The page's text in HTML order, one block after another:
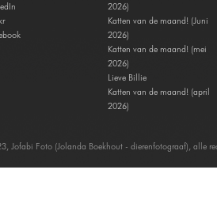
2026)
Katten van de maand! (Juni
2026)
Katten van de maand! (mei
2026)
Lieve Billie
Katten van de maand! (april
2026)
Jofabi Foto (Jolanda Boekhout - dierenfotograaf), alle